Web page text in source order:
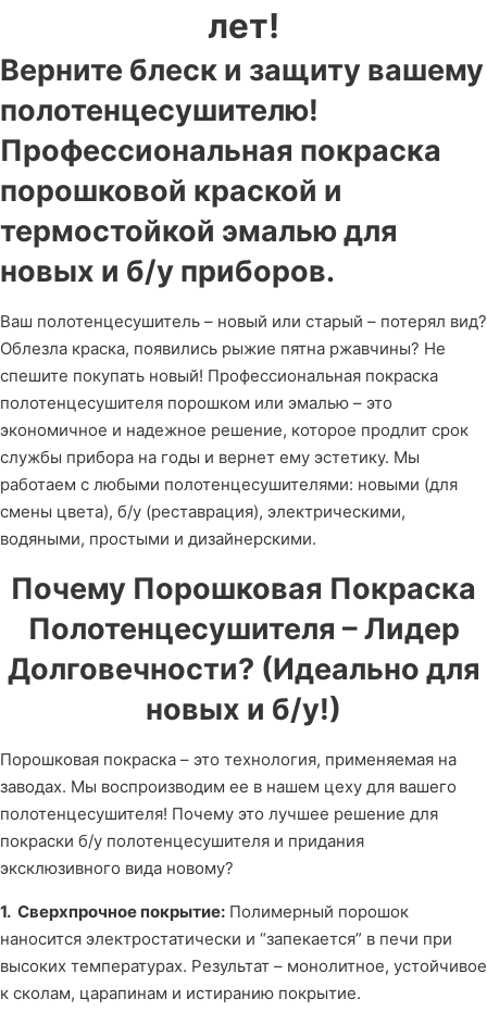
лет!
Верните блеск и защиту вашему
полотенцесушителю!
Профессиональная покраска
порошковой краской и
термостойкой эмалью для
новых и б/у приборов.
Ваш полотенцесушитель – новый или старый – потерял вид?
Облезла краска, появились рыжие пятна ржавчины? Не
спешите покупать новый! Профессиональная покраска
полотенцесушителя порошком или эмалью – это
экономичное и надежное решение, которое продлит срок
службы прибора на годы и вернет ему эстетику. Мы
работаем с любыми полотенцесушителями: новыми (для
смены цвета), б/у (реставрация), электрическими,
водяными, простыми и дизайнерскими.
Почему Порошковая Покраска
Полотенцесушителя – Лидер
Долговечности? (Идеально для
новых и б/у!)
Порошковая покраска – это технология, применяемая на
заводах. Мы воспроизводим ее в нашем цеху для вашего
полотенцесушителя! Почему это лучшее решение для
покраски б/у полотенцесушителя и придания
эксклюзивного вида новому?
1. Сверхпрочное покрытие: Полимерный порошок
наносится электростатически и “запекается” в печи при
высоких температурах. Результат – монолитное, устойчивое
к сколам, царапинам и истиранию покрытие.